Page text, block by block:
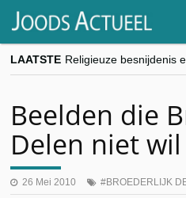
LAATSTE
Beelden die
Delen niet
26 Mei 2010 BROEDERLIJK